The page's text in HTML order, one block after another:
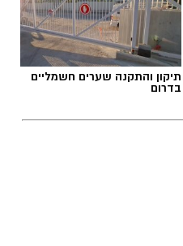
תיקון והתקנה שערים חשמליים
בדרום